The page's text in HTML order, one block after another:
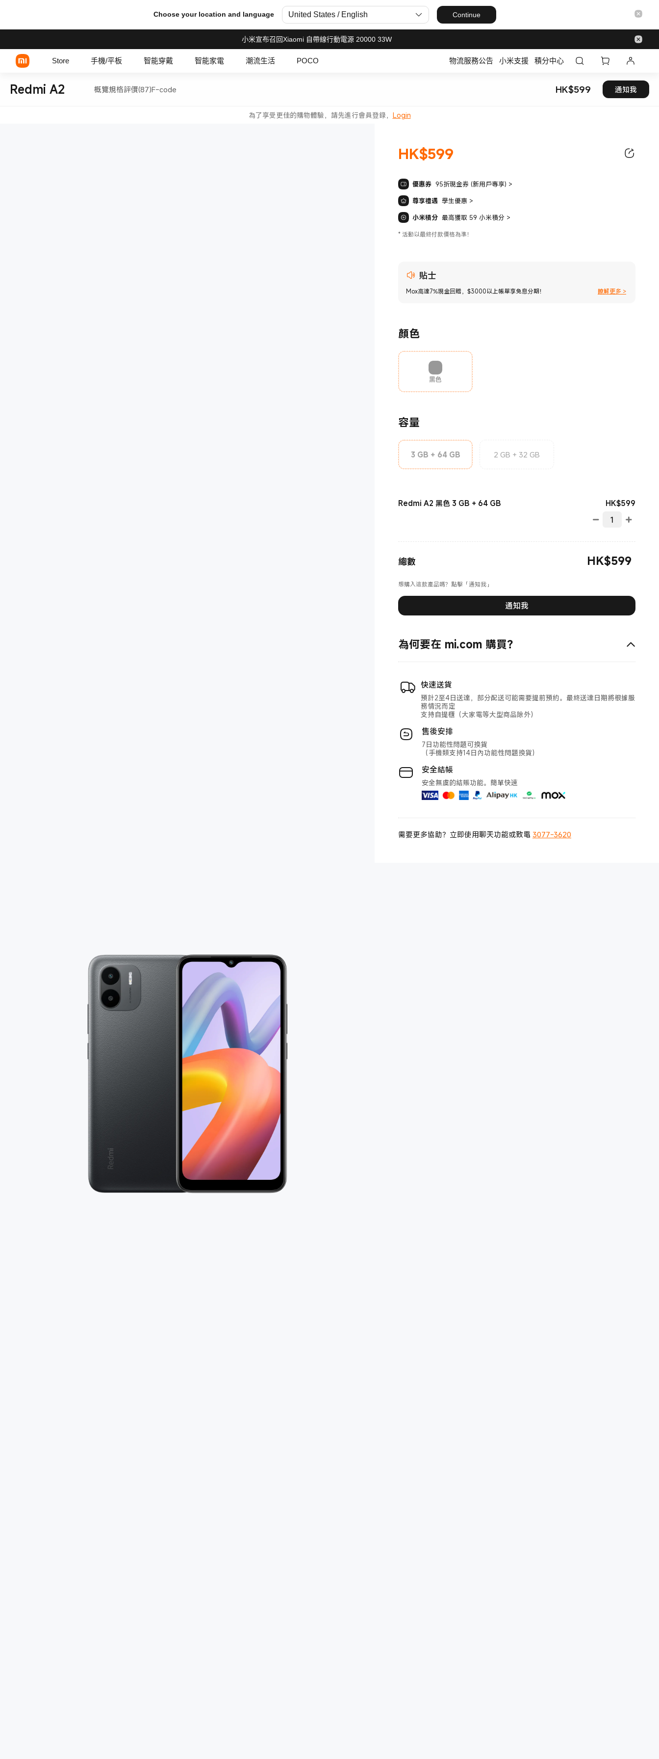
Choose your location and language United States / English Continue
小米宣布召回Xiaomi 自帶線行動電源 20000 33W
Store 手機/平板 智能穿戴 智能家電 潮流生活 POCO 物流服務公告 小米支援 積分中心
Redmi A2 概覽規格評價(87)F-code HK$599 現價 HK$599
通知我
為了享受更佳的購物體驗，請先進行會員登錄， Login
HK$599
現價 HK$599.00
優惠券 95折現金券 (新用戶專享) >
尊享禮遇 學生優惠 >
小米積分 最高獲取 59 小米積分 >
* 活動以最終付款價格為準！
貼士
Mox高達7%現金回贈，$3000以上帳單享免息分期！ 瞭解更多 >
顏色
黑色
容量
3 GB + 64 GB 2 GB + 32 GB
Redmi A2 黑色 3 GB + 64 GB HK$599
總數 HK$599
想購入這款產品嗎？點擊「通知我」
通知我
為何要在 mi.com 購買？
快速送貨
預計2至4日送達，部分配送可能需要提前預約。最終送達日期將根據服
務情況而定
支持自提櫃（大家電等大型商品除外）
售後安排
7日功能性問題可換貨
（手機類支持14日內功能性問題換貨）
安全結帳
安全無虞的結賬功能。簡單快速
需要更多協助？立即使用聊天功能或致電 3077-3620